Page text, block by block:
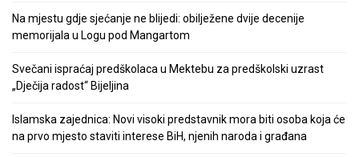
Na mjestu gdje sjećanje ne blijedi: obilježene dvije decenije
memorijala u Logu pod Mangartom
Svečani ispraćaj predškolaca u Mektebu za predškolski uzrast
„Dječija radost“ Bijeljina
Islamska zajednica: Novi visoki predstavnik mora biti osoba koja će
na prvo mjesto staviti interese BiH, njenih naroda i građana